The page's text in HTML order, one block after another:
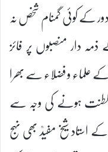
کے کوئی گمنام شخص نہ
دار منصبوں پر فائز
علماء و فضلاء سے بھرا
ہونے کی وجہ سے
شیخ مفیدؒ بھی نہج